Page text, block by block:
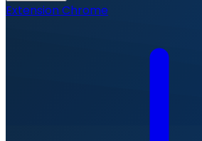
Extension Chrome